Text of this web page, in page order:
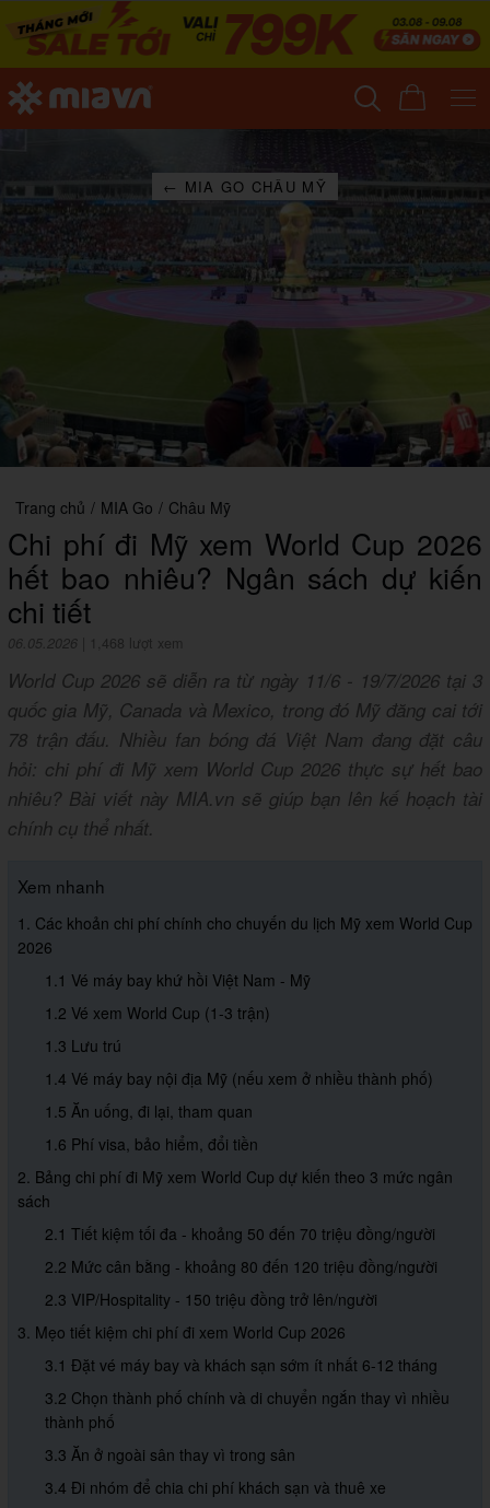
← MIA GO CHÂU MỸ
Trang chủ / MIA Go / Châu Mỹ
Chi phí đi Mỹ xem World Cup 2026
hết bao nhiêu? Ngân sách dự kiến
chi tiết
06.05.2026 1,468 lượt xem
World Cup 2026 sẽ diễn ra từ ngày 11/6 - 19/7/2026 tại 3
quốc gia Mỹ, Canada và Mexico, trong đó Mỹ đăng cai tới
78 trận đấu. Nhiều fan bóng đá Việt Nam đang đặt câu
hỏi: chi phí đi Mỹ xem World Cup 2026 thực sự hết bao
nhiêu? Bài viết này MIA.vn sẽ giúp bạn lên kế hoạch tài
chính cụ thể nhất.
Xem nhanh
1. Các khoản chi phí chính cho chuyến du lịch Mỹ xem World Cup
2026
1.1 Vé máy bay khứ hồi Việt Nam - Mỹ
1.2 Vé xem World Cup (1-3 trận)
1.3 Lưu trú
1.4 Vé máy bay nội địa Mỹ (nếu xem ở nhiều thành phố)
1.5 Ăn uống, đi lại, tham quan
1.6 Phí visa, bảo hiểm, đổi tiền
2. Bảng chi phí đi Mỹ xem World Cup dự kiến theo 3 mức ngân
sách
2.1 Tiết kiệm tối đa - khoảng 50 đến 70 triệu đồng/người
2.2 Mức cân bằng - khoảng 80 đến 120 triệu đồng/người
2.3 VIP/Hospitality - 150 triệu đồng trở lên/người
3. Mẹo tiết kiệm chi phí đi xem World Cup 2026
3.1 Đặt vé máy bay và khách sạn sớm ít nhất 6-12 tháng
3.2 Chọn thành phố chính và di chuyển ngắn thay vì nhiều
thành phố
3.3 Ăn ở ngoài sân thay vì trong sân
3.4 Đi nhóm để chia chi phí khách sạn và thuê xe